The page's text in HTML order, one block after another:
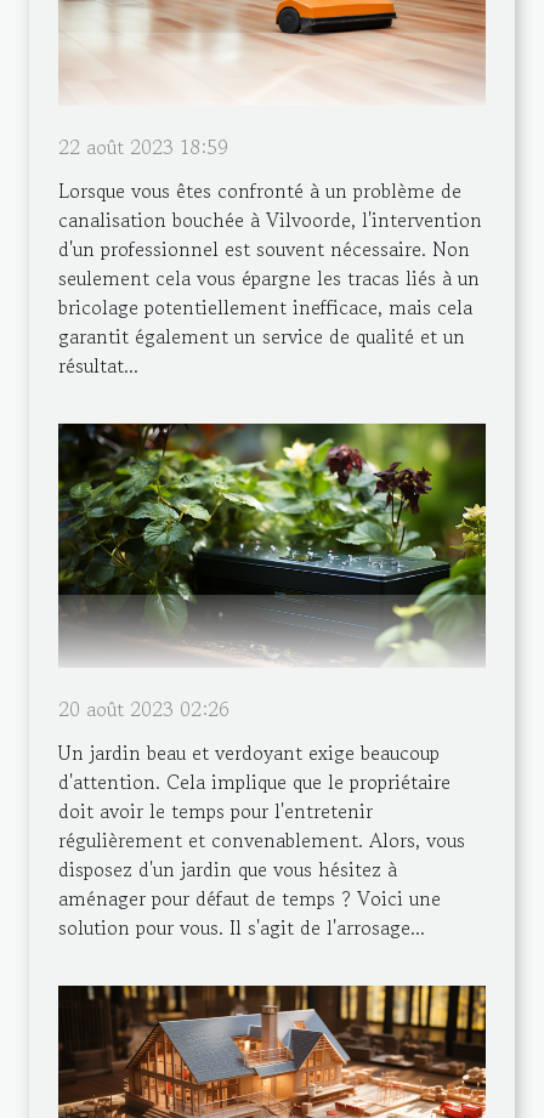
22 août 2023 18:59
Lorsque vous êtes confronté à un problème de
canalisation bouchée à Vilvoorde, l'intervention
d'un professionnel est souvent nécessaire. Non
seulement cela vous épargne les tracas liés à un
bricolage potentiellement inefficace, mais cela
garantit également un service de qualité et un
résultat...
20 août 2023 02:26
Un jardin beau et verdoyant exige beaucoup
d'attention. Cela implique que le propriétaire
doit avoir le temps pour l'entretenir
régulièrement et convenablement. Alors, vous
disposez d'un jardin que vous hésitez à
aménager pour défaut de temps ? Voici une
solution pour vous. Il s'agit de l'arrosage...